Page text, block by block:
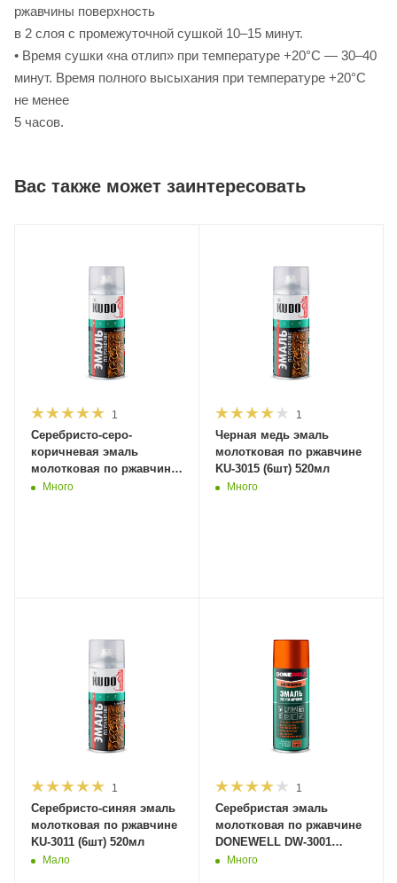
ржавчины поверхность
в 2 слоя с промежуточной сушкой 10–15 минут.
• Время сушки «на отлип» при температуре +20°С — 30–40
минут. Время полного высыхания при температуре +20°С
не менее
5 часов.
Вас также может заинтересовать
1
Серебристо-серо-
коричневая эмаль
молотковая по ржавчине
KU-3005 (6шт) 520мл
Много
1
Черная медь эмаль
молотковая по ржавчине
KU-3015 (6шт) 520мл
Много
1
Серебристо-синяя эмаль
молотковая по ржавчине
KU-3011 (6шт) 520мл
Мало
1
Серебристая эмаль
молотковая по ржавчине
DONEWELL DW-3001
520мл (12шт/1536шт)
Много